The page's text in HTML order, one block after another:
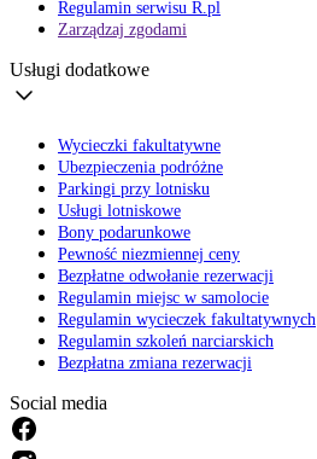
Regulamin serwisu R.pl
Zarządzaj zgodami
Usługi dodatkowe
Wycieczki fakultatywne
Ubezpieczenia podróżne
Parkingi przy lotnisku
Usługi lotniskowe
Bony podarunkowe
Pewność niezmiennej ceny
Bezpłatne odwołanie rezerwacji
Regulamin miejsc w samolocie
Regulamin wycieczek fakultatywnych
Regulamin szkoleń narciarskich
Bezpłatna zmiana rezerwacji
Social media